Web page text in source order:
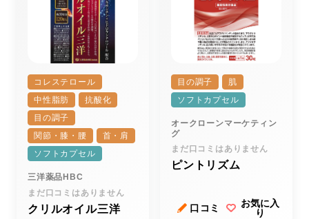
コレステロール
中性脂肪
抗酸化
目の調子
関節・膝・腰
首・肩
ソフトカプセル
三洋薬品HBC
まだ口コミはありません
クリルオイル三洋
目の調子
肌
ソフトカプセル
オークローンマーケティン
グ
まだ口コミはありません
ピントリズム
口コミ
お気に入
り